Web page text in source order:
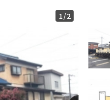
1/2